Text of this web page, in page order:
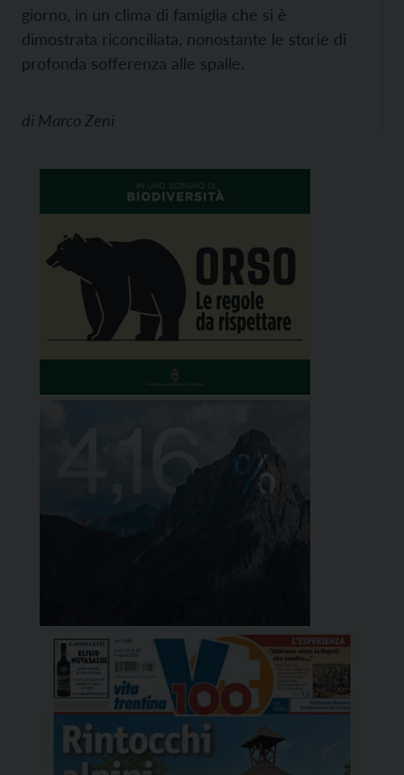
giorno, in un clima di famiglia che si è
dimostrata riconciliata, nonostante le storie di
profonda sofferenza alle spalle.
di Marco Zeni